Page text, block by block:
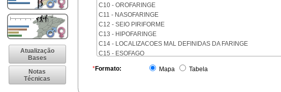
Atualização
Bases
Notas
Técnicas
C10 - OROFARINGE
C11 - NASOFARINGE
C12 - SEIO PIRIFORME
C13 - HIPOFARINGE
C14 - LOCALIZACOES MAL DEFINIDAS DA FARINGE
C15 - ESOFAGO
C17 - INTESTINO DELGADO
*Formato: Mapa Tabela